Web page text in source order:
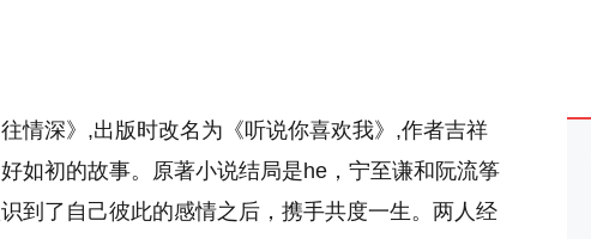
情深》,出版时改名为《听说你喜欢我》,作者吉祥
如初的故事。原著小说结局是he，宁至谦和阮流筝
到了自己彼此的感情之后，携手共度一生。两人经